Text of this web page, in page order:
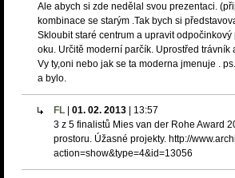
Ale abych si zde nedělal svou prezentaci.
kombinace se starým .Tak bych si
Skloubit staré centrum a upravit
oku. Určitě moderní parčík. Uprostřed
Vy ty,oni nebo jak se ta moderna jmenuje .
a bylo.
FL 01. 02. 2013 13:57
3 z 5 finalistů Mies van der Rohe Award
prostoru. Úžasné projekty. http://
action=show&type=4&id=13056